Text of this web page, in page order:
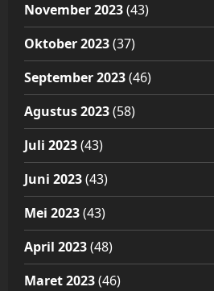
November 2023(43)
Oktober 2023(37)
September 2023(46)
Agustus 2023(58)
Juli 2023(43)
Juni 2023(43)
Mei 2023(43)
April 2023(48)
Maret 2023(46)